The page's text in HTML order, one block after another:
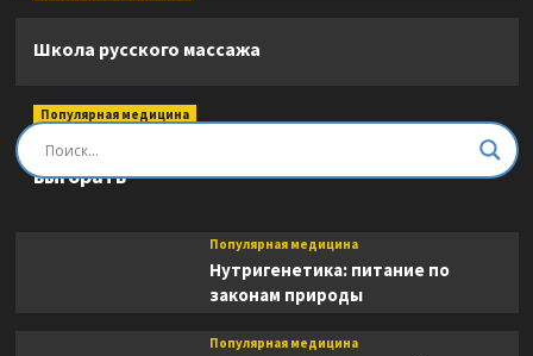
Школа русского массажа
Популярная медицина
Быть врачом. Как помогать, развиваться и не
выгорать
Популярная медицина
Нутригенетика: питание по
законам природы
Популярная медицина